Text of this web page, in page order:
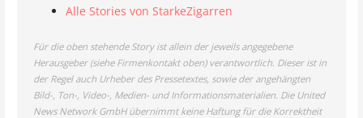
Alle Stories von StarkeZigarren
Für die oben stehende Story ist allein der jeweils angegebene
Herausgeber (siehe Firmenkontakt oben) verantwortlich. Dieser ist in
der Regel auch Urheber des Pressetextes, sowie der angehängten
Bild-, Ton-, Video-, Medien- und Informationsmaterialien. Die United
News Network GmbH übernimmt keine Haftung für die Korrektheit